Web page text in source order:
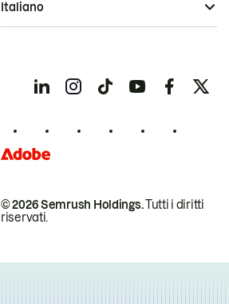
© 2026 Semrush Holdings.Tutti i diritti
riservati.
Italiano